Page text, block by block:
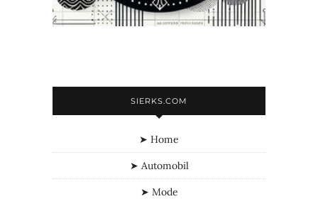
SIERKS.COM
➤ Home
➤ Automobil
➤ Mode